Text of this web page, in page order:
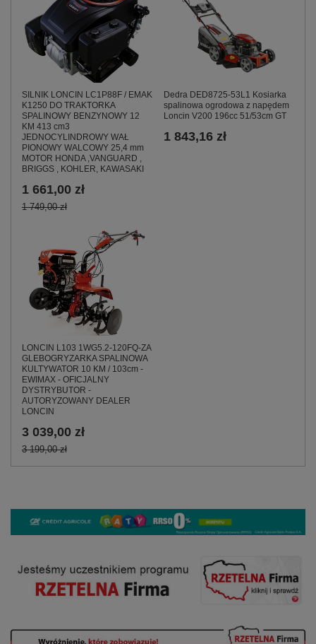
SILNIK LONCIN LC1P88F / EMAK
K1250 DO TRAKTORKA
SPALINOWY BENZYNOWY 12
KM 413 cm3
JEDNOCYLINDROWY WAŁ
PIONOWY WALCOWY 25,4 mm
MOTOR HONDA ,VANGUARD ,
BRIGGS , KOHLER, KAWASAKI
1 661,00 zł
1 749,00 zł
Dedra DED8725-53L1 Kosiarka
spalinowa ogrodowa z napędem
Loncin V200 196cc 51/53cm GT
1 843,16 zł
LONCIN L103 1WG5.2-120FQ-ZA
GLEBOGRYZARKA SPALINOWA
KULTYWATOR 10 KM / 103cm -
EWIMAX - OFICJALNY
DYSTRYBUTOR -
AUTORYZOWANY DEALER
LONCIN
3 039,00 zł
3 199,00 zł